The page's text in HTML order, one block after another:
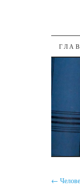
←